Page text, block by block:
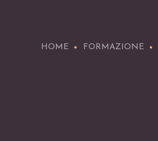
HOME FORMAZIONE